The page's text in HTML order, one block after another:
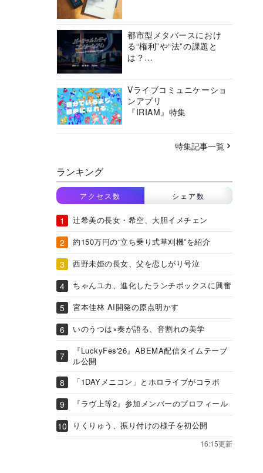
都市型メタバースにおけ
る“権利”や“法”の課題と
は？
ーシアムの挑戦に迫る
Vライブコミュニケーショ
ンアプリ
『IRIAM』特集
特集記事一覧
ランキング
アクセス数 シェア数
辻希美の長女・希空、大胆イメチェン
約150万円の“立ち乗り式草刈機”を紹介
西野未姫の長女、父を恋しがり号泣
ちゃんユカ、進化したランチボックスに興奮
宮本佳林 AI開発の原点明かす
いのうつは×奏が語る、音割れの美学
『LuckyFes'26』ABEMA配信タイムテーブ
ル公開
「1DAYメニコン」とホロライブがコラボ
『ラヴ上等2』参加メンバーのプロフィール
りくりゅう、振り付けの様子を初公開
16:15更新